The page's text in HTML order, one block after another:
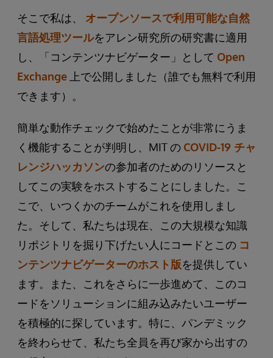
そこで私は、 オープンソースで利用可能な自然
言語処理ツールをアレン研究所の研究書に適用
し、「コンテンツナビゲーター」として Open
Exchange 上で公開しました（誰でも無料で利用
できます）。
簡単な動作チェックで始めたことが非常にうま
く機能することが判明し、MIT の COVID-19 チャ
レンジハッカソンの参加者のためのリソースと
してこの実験をホストすることにしました。こ
こで、いつくかのチームがこれを使用しまし
た。そして、私たちは現在、この大規模な知識
リポジトリを掘り下げたい人にコードとこの コ
ンテンツナビゲーターのホスト版を提供してい
ます。また、これをさらに一歩進めて、このコ
ードをソリューションに組み込みたいユーザー
を積極的に探しています。特に、パンデミック
を終わらせて、私たち全員を再び家から出すの